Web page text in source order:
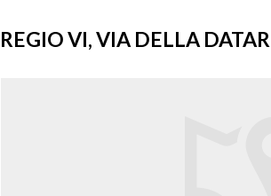
REGIO VI, VIA DELLA